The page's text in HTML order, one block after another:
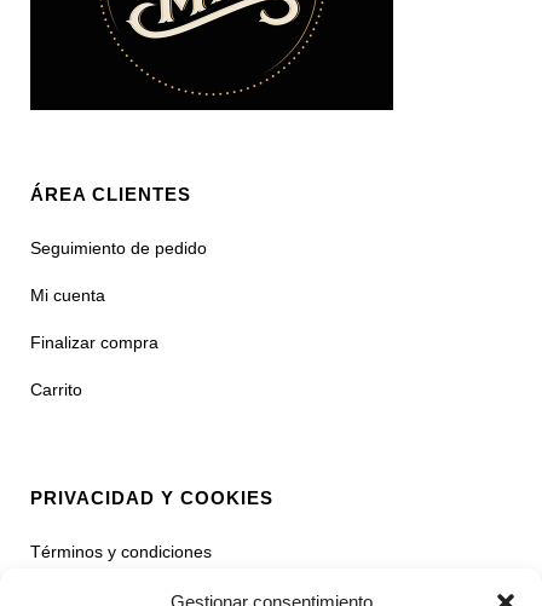
Gestionar consentimiento
ÁREA CLIENTES
Seguimiento de pedido
Mi cuenta
Finalizar compra
Carrito
PRIVACIDAD Y COOKIES
Términos y condiciones
Política de privacidad